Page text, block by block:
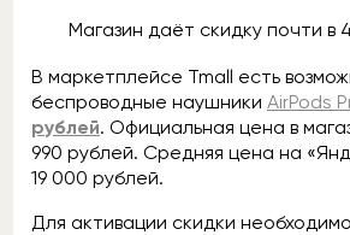
Магазин даёт скидку почти в
В маркетплейсе Tmall есть
беспроводные наушники AirPods
рублей. Официальная цена в
990 рублей. Средняя цена на
19 000 рублей.
Для активации скидки